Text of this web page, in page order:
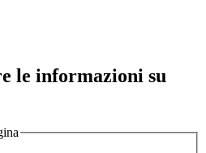
le informazioni su